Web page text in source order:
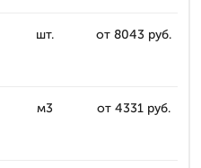
шт. от 8043 руб.
м3 от 4331 руб.